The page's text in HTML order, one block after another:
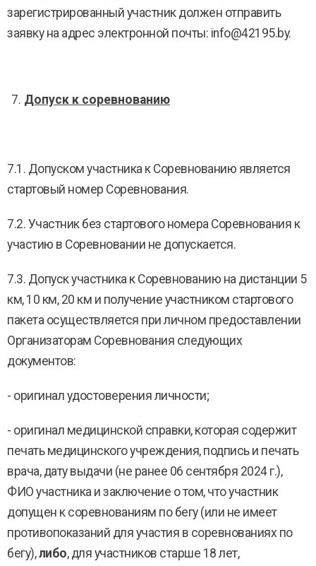
зарегистрированный участник должен отправить
заявку на адрес электронной почты: info@42195.by.
Допуск к соревнованию
7.1. Допуском участника к Соревнованию является
стартовый номер Соревнования.
7.2. Участник без стартового номера Соревнования к
участию в Соревновании не допускается.
7.3. Допуск участника к Соревнованию на дистанции 5
км, 10 км, 20 км и получение участником стартового
пакета осуществляется при личном предоставлении
Организаторам Соревнования следующих
документов:
- оригинал удостоверения личности;
- оригинал медицинской справки, которая содержит
печать медицинского учреждения, подпись и печать
врача, дату выдачи (не ранее 06 сентября 2024 г.),
ФИО участника и заключение о том, что участник
допущен к соревнованиям по бегу (или не имеет
противопоказаний для участия в соревнованиях по
бегу),либо, для участников старше 18 лет,